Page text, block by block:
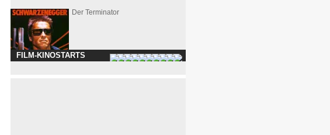
Der Terminator
FILM-KINOSTARTS